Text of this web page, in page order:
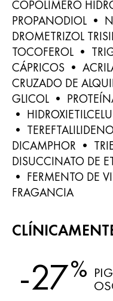
COPOLÍMERO
PROPANODIOL •
DROMETRIZOL
TOCOFEROL •
CÁPRICOS •
CRUZADO DE
GLICOL •
•
•
DICAMPHOR •
DISUCCINATO DE
• FERMENTO DE
FRAGANCIA
-27%